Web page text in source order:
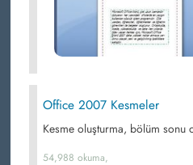
Office 2007 Kesmeler
Kesme oluşturma, bölüm sonu
54,988 okuma,